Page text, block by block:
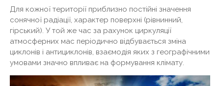
Для кожної території приблизно постійні значення
сонячної радіації, характер поверхні (рівнинний,
гірський). У той же час за рахунок циркуляції
атмосферних мас періодично відбувається зміна
циклонів і антициклонів, взаємодія яких з географічними
умовами значно впливає на формування клімату.